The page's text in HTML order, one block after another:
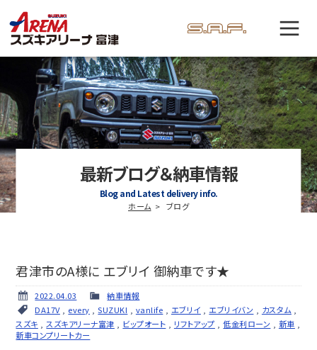
最新ブログ＆納車情報
Blog and Latest delivery info.
ホーム ブログ
君津市のA様に エブリイ 御納車です★
2022.04.03
納車情報
DA17V, every ,SUZUKI vanlife エブリイ エブリイバン カスタム
スズキ
スズキアリーナ富津 ビップオート リフトアップ ,低金利ローン 新車
新車コンプリートカー